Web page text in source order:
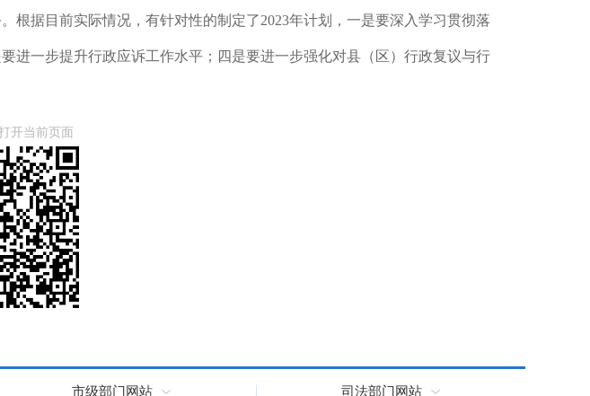
根据目前实际情况，有针对性的制定了2023年计划，一是要深入学习贯彻落
进一步提升行政应诉工作水平；四是要进一步强化对县（区）行政复议与行
开当前页面
市级部门网站 司法部门网站